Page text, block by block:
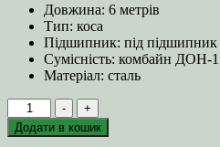
Довжина: 6 метрів
Тип: коса
Підшипник: під підшипник
Сумісність: комбайн ДОН-
Матеріал: сталь
-
Ніж
жатки
3518050-
+
Додати в кошик